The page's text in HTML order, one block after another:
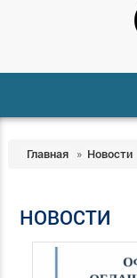
Главная » Новости
НОВОСТИ